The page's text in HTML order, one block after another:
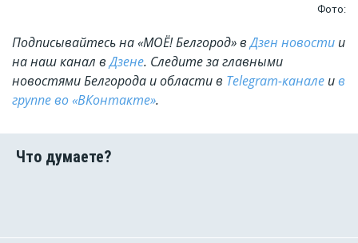
Фото:
Подписывайтесь на «МОЁ! Белгород» вДзен новости и
на наш канал вДзене. Cледите за главными
новостями Белгорода и области в Telegram-канале ив
группе во «ВКонтакте».